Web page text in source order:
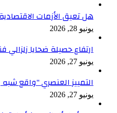
هل تعيق الأزمات
يونيو 28, 2026
ارتفاع حصيلة ضحايا زلزالي
يونيو 27, 2026
التمييز العنصري “واقع
يونيو 27, 2026